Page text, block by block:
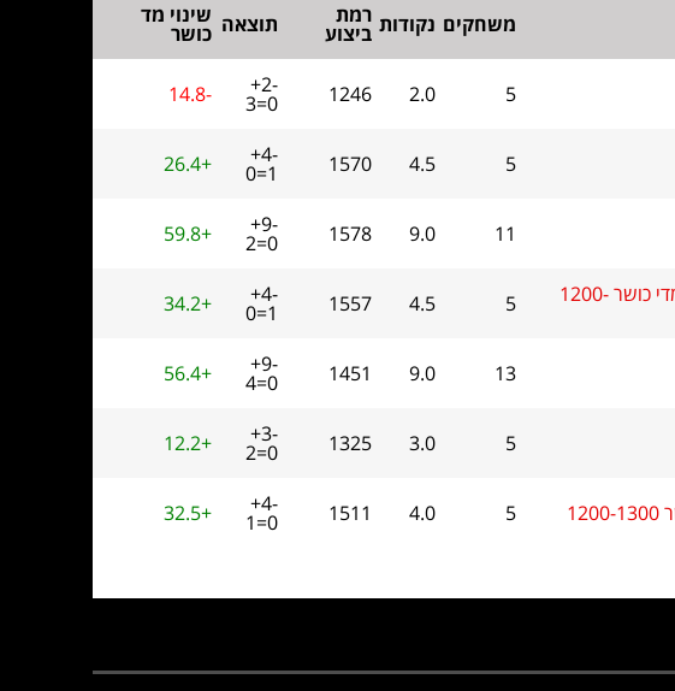
משחקים נקודות רמת
ביצוע תוצאה שינוי מד
כושר
5
2.0
1246
+2-
3=0
14.8-
5
4.5
1570
+4-
0=1
26.4+
11
9.0
1578
+9-
2=0
59.8+
שח מהיר חורף יום ראשון לילדים ונוער בשעות 16:00-20:00 שלישית למדי כושר 1200- 5
4.5
1557
+4-
0=1
34.2+
13
9.0
1451
+9-
4=0
56.4+
5
3.0
1325
+3-
2=0
12.2+
5
4.0
1511
+4-
1=0
32.5+